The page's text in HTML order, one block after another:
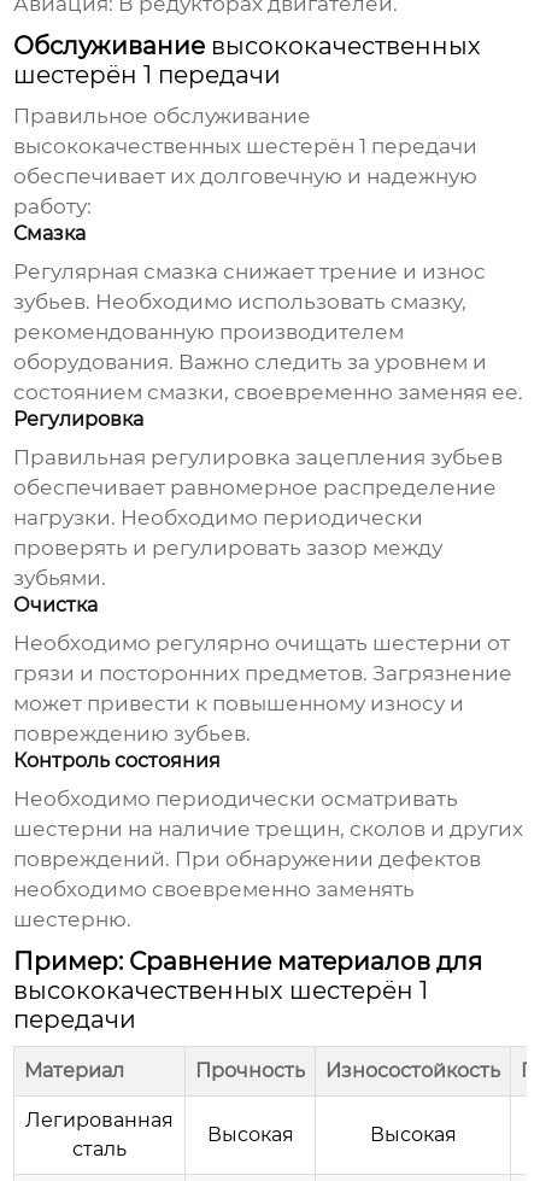
Обслуживание высококачественных
шестерён 1 передачи
Правильное обслуживание
высококачественных шестерён 1 передачи
обеспечивает их долговечную и надежную
работу:
Смазка
Регулярная смазка снижает трение и износ
зубьев. Необходимо использовать смазку,
рекомендованную производителем
оборудования. Важно следить за уровнем и
состоянием смазки, своевременно заменяя ее.
Регулировка
Правильная регулировка зацепления зубьев
обеспечивает равномерное распределение
нагрузки. Необходимо периодически
проверять и регулировать зазор между
зубьями.
Очистка
Необходимо регулярно очищать шестерни от
грязи и посторонних предметов. Загрязнение
может привести к повышенному износу и
повреждению зубьев.
Контроль состояния
Необходимо периодически осматривать
шестерни на наличие трещин, сколов и других
повреждений. При обнаружении дефектов
необходимо своевременно заменять
шестерню.
Пример: Сравнение материалов для
высококачественных шестерён 1
передачи
Материал Прочность Износостойкость
Легированная
сталь
Высокая Высокая